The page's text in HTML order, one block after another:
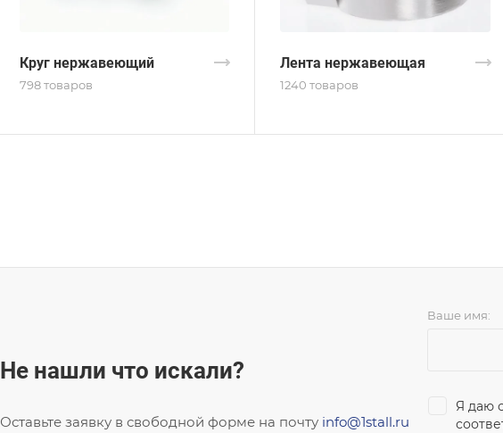
Круг нержавеющий
798 товаров
Лента нержавеющая
1240 товаров
Не нашли что искали?
Оставьте заявку в свободной форме на почту info@1stall.ru
Ваше имя:
Я даю